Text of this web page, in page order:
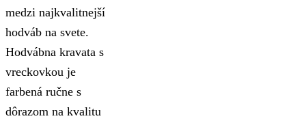
medzi najkvalitnejší
hodváb na svete.
Hodvábna kravata s
vreckovkou je
farbená ručne s
dôrazom na kvalitu